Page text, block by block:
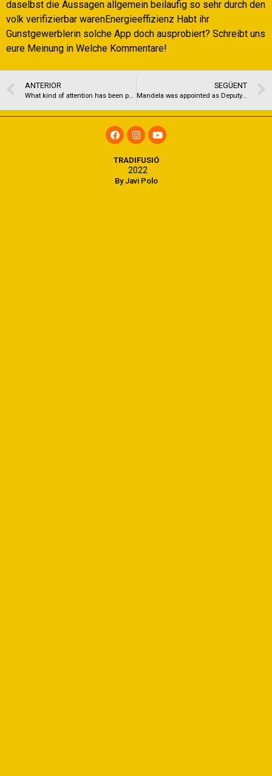
daselbst die Aussagen allgemein beilaufig so sehr durch den
volk verifizierbar warenEnergieeffizienz Habt ihr
Gunstgewerblerin solche App doch ausprobiert? Schreibt uns
eure Meinung in Welche Kommentare!
ANTERIOR
What kind of attention has been paid towards the automobile financing?
SEGÜENT
Mandela was appointed as Deputy Chairman of ANC and new team made a decision to expose head office inside Johannesburg
By Javi Polo
TRADIFUSIÓ
2022